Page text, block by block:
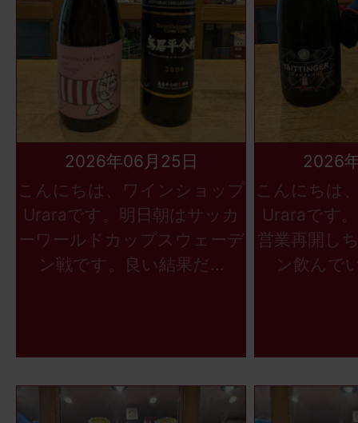
2026年06月25日
こんにちは、ワインショップ
Uraraです。明日朝はサッカ
ーワールドカップスウェーデ
ン戦です。良い結果だ...
2026
こんにちは
Uraraです
営業再開し
ン飲んで